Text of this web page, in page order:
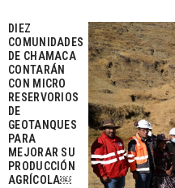
DIEZ
COMUNIDADES
DE CHAMACA
CONTARÁN
CON MICRO
RESERVORIOS
DE
GEOTANQUES
PARA
MEJORAR SU
PRODUCCIÓN
AGRÍCOLA￼